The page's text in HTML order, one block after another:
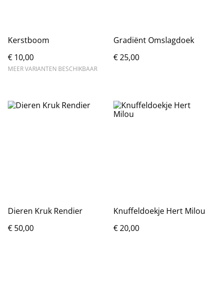
Kerstboom
€ 10,00
MEER VARIANTEN BESCHIKBAAR
Gradiënt Omslagdoek
€ 25,00
Dieren Kruk Rendier
€ 50,00
Knuffeldoekje Hert Milou
€ 20,00